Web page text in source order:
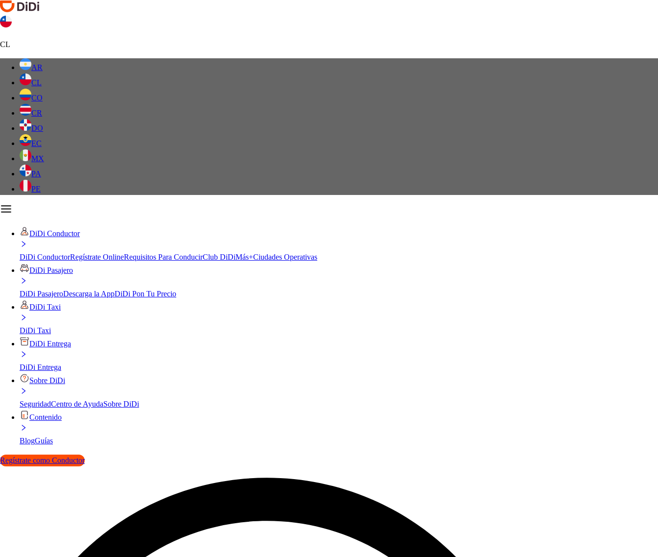
CL
AR
CL
CO
CR
DO
EC
MX
PA
PE
DiDi Conductor
DiDi ConductorRegístrate OnlineRequisitos Para ConducirClub DiDiMás+Ciudades Operativas
DiDi Pasajero
DiDi PasajeroDescarga la AppDiDi Pon Tu Precio
DiDi Taxi
DiDi Taxi
DiDi Entrega
DiDi Entrega
Sobre DiDi
SeguridadCentro de AyudaSobre DiDi
Contenido
BlogGuías
Regístrate como Conductor